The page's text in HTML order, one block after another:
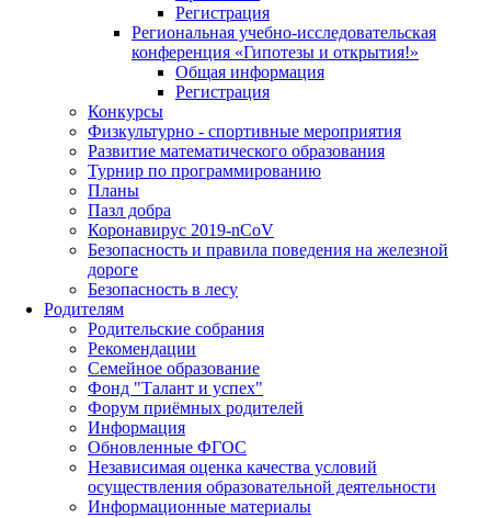
Регистрация
Региональная учебно-исследовательская
конференция «Гипотезы и открытия!»
Общая информация
Регистрация
Конкурсы
Физкультурно - спортивные мероприятия
Развитие математического образования
Турнир по программированию
Планы
Пазл добра
Коронавирус 2019-nCoV
Безопасность и правила поведения на железной
дороге
Безопасность в лесу
Родителям
Родительские собрания
Рекомендации
Семейное образование
Фонд "Талант и успех"
Форум приёмных родителей
Информация
Обновленные ФГОС
Независимая оценка качества условий
осуществления образовательной деятельности
Информационные материалы